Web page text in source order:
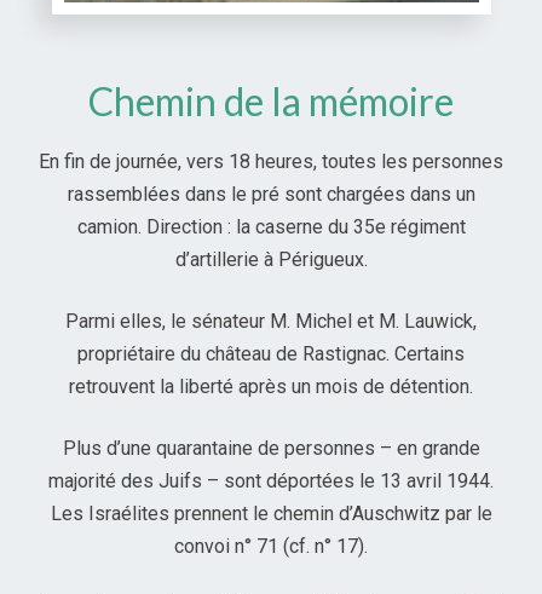
Chemin de la mémoire
En fin de journée, vers 18 heures, toutes les personnes
rassemblées dans le pré sont chargées dans un
camion. Direction : la caserne du 35e régiment
d’artillerie à Périgueux.
Parmi elles, le sénateur M. Michel et M. Lauwick,
propriétaire du château de Rastignac. Certains
retrouvent la liberté après un mois de détention.
Plus d’une quarantaine de personnes – en grande
majorité des Juifs – sont déportées le 13 avril 1944.
Les Israélites prennent le chemin d’Auschwitz par le
convoi n° 71 (cf. n° 17).